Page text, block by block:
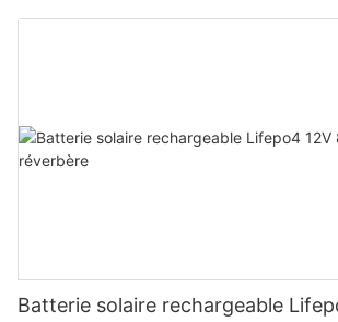
puissance pour véhicules
Batterie solaire rechargeable